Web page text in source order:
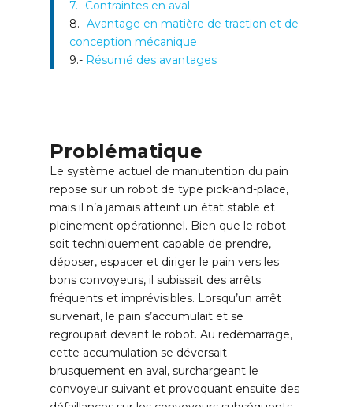
7.- Contraintes en aval
8.- Avantage en matière de traction et de
conception mécanique
9.- Résumé des avantages
Problématique
Le système actuel de manutention du pain
repose sur un robot de type pick-and-place,
mais il n’a jamais atteint un état stable et
pleinement opérationnel. Bien que le robot
soit techniquement capable de prendre,
déposer, espacer et diriger le pain vers les
bons convoyeurs, il subissait des arrêts
fréquents et imprévisibles. Lorsqu’un arrêt
survenait, le pain s’accumulait et se
regroupait devant le robot. Au redémarrage,
cette accumulation se déversait
brusquement en aval, surchargeant le
convoyeur suivant et provoquant ensuite des